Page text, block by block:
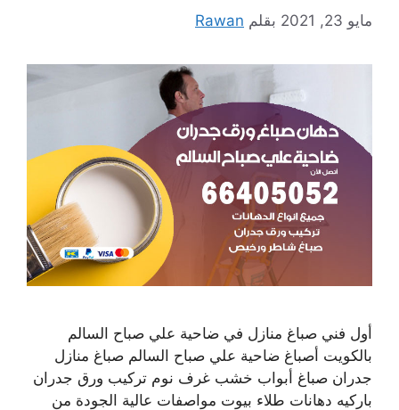
مايو 23, 2021 بقلم Rawan
أول فني صباغ منازل في ضاحية علي صباح السالم
بالكويت أصباغ ضاحية علي صباح السالم صباغ منازل
جدران صباغ أبواب خشب غرف نوم تركيب ورق جدران
باركيه دهانات طلاء بيوت مواصفات عالية الجودة من